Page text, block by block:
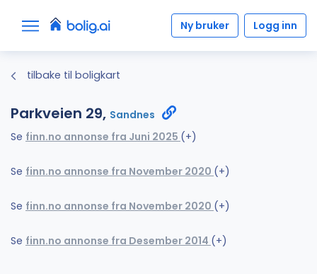
Ny bruker Logg inn
tilbake til boligkart
Parkveien 29, Sandnes
Se finn.no annonse fra Juni 2025 (+)
Se finn.no annonse fra November 2020 (+)
Se finn.no annonse fra November 2020 (+)
Se finn.no annonse fra Desember 2014 (+)